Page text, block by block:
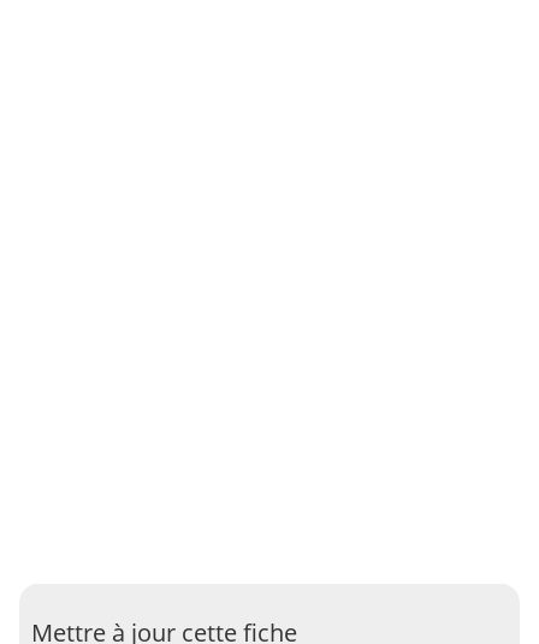
Mettre à jour cette fiche